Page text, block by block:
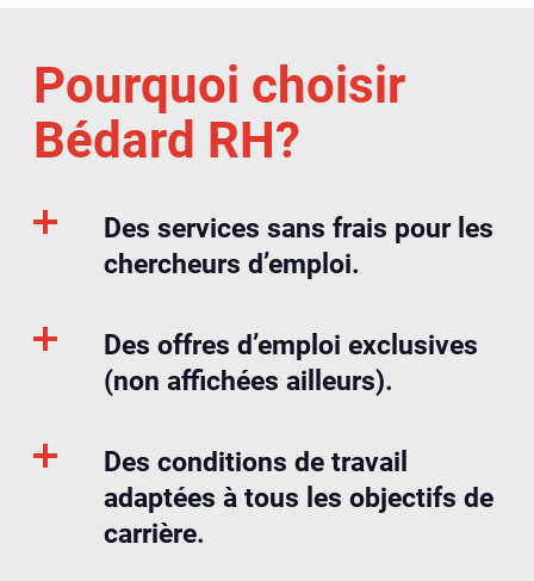
Pourquoi choisir
Bédard RH?
Des services sans frais pour les
chercheurs d’emploi.
Des offres d’emploi exclusives
(non affichées ailleurs).
Des conditions de travail
adaptées à tous les objectifs de
carrière.